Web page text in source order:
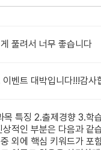
풀려서 너무 좋습니다
벤트 대박입니다!!!감사
특징 2.출제경향 3.학
적인 부분은 다음과 같
외에 핵심 키워드가 포